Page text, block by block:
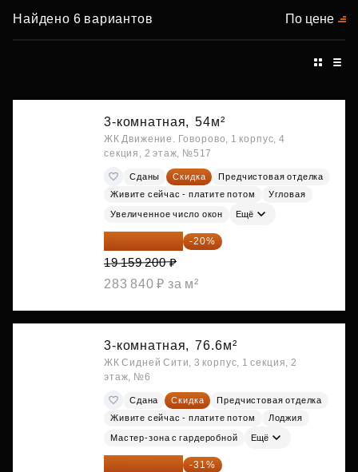
Найдено 6 вариантов По цене
3-комнатная, 54м²
ЖК Движение. Говорово, 1 корпус, 4
секция, 2 этаж, №517
Сданы Скидка
Предчистовая отделка
Живите сейчас - платите потом
Угловая
Увеличенное число окон Ещё
15 327 360 ₽ -20%
19 159 200 ₽
283 840 ₽ за м²
3-комнатная, 76.6м²
ЖК Сидней Сити, 3 корпус, 1 секция, 2
этаж, №6
Сдана Скидка
Предчистовая отделка
Живите сейчас - платите потом
Лоджия
Мастер-зона с гардеробной Ещё
42 817 025 ₽ -31%